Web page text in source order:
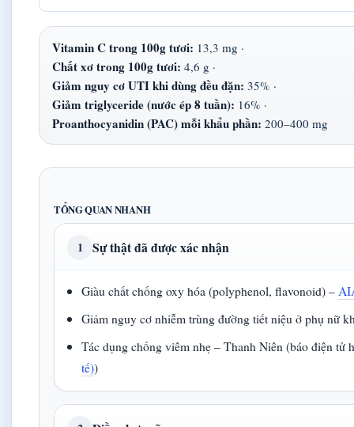
Vitamin C trong 100g tươi: 13,3 mg ·
Chất xơ trong 100g tươi: 4,6 g ·
Giảm nguy cơ UTI khi dùng đều đặn: 35% ·
Giảm triglyceride (nước ép 8 tuần): 16% ·
Proanthocyanidin (PAC) mỗi khẩu phần: 200–400 mg
TỔNG QUAN NHANH
1 Sự thật đã được xác nhận
Giàu chất chống oxy hóa (polyphenol, flavonoid) –
Giảm nguy cơ nhiễm trùng đường tiết niệu ở phụ nữ
Tác dụng chống viêm nhẹ – Thanh Niên (báo điện tử
tế))